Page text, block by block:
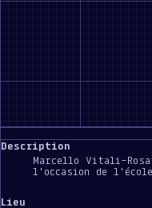
Description
Marcello Vitali-
l'occasion de l'école
Lieu